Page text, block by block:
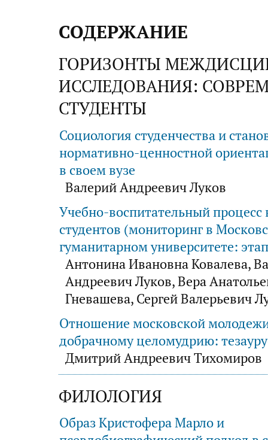
СОДЕРЖАНИЕ
ГОРИЗОНТЫ
ИССЛЕДОВАНИЯ:
СТУДЕНТЫ
Социология студенчества и
нормативно-ценностной
в своем вузе
Валерий Андреевич Луков
Учебно-воспитательный процесс
студентов (мониторинг в
гуманитарном университете:
Антонина Ивановна Ковалева,
Андреевич Луков, Вера
Гневашева, Сергей Валерьевич
Отношение московской
добрачному целомудрию:
Дмитрий Андреевич Тихомиров
ФИЛОЛОГИЯ
Образ Кристофера Марло и